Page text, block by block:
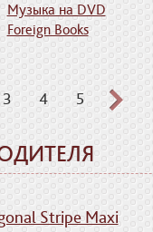
Музыка на DVD
Foreign Books
3 4 5
Stripe Maxi